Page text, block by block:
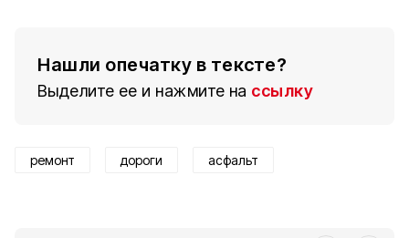
Нашли опечатку в тексте?
Выделите ее и нажмите на ссылку
ремонт дороги асфальт